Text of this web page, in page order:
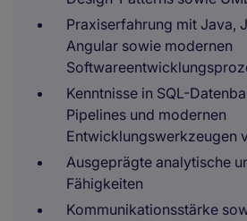
Praxiserfahrung mit Java,
Angular sowie modernen
Kenntnisse in SQL-
Pipelines und modernen
Entwicklungswerkzeugen
Ausgeprägte analytische
Fähigkeiten
Kommunikationsstärke